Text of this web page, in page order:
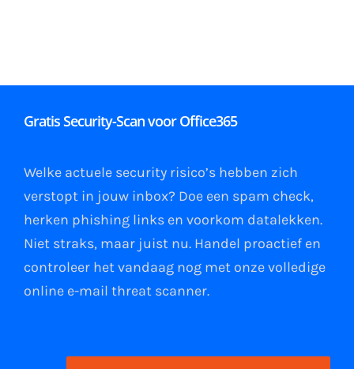
Gratis Security-Scan voor Office365
Welke actuele security risico’s hebben zich
verstopt in jouw inbox? Doe een spam check,
herken phishing linksen voorkom datalekken.
Niet straks, maar juist nu. Handel proactief en
controleer het vandaag nog met onze volledige
online e-mail threat scanner.